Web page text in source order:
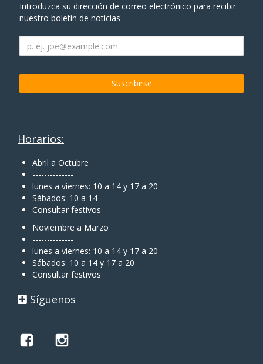
Introduzca su dirección de correo electrónico para recibir
nuestro boletín de noticias
Horarios:
Abril a Octubre
--------------
lunes a viernes: 10 a 14 y 17 a 20
Sábados: 10 a 14
Consultar festivos
Noviembre a Marzo
--------------
lunes a viernes: 10 a 14 y 17 a 20
Sábados: 10 a 14 y 17 a 20
Consultar festivos
Síguenos